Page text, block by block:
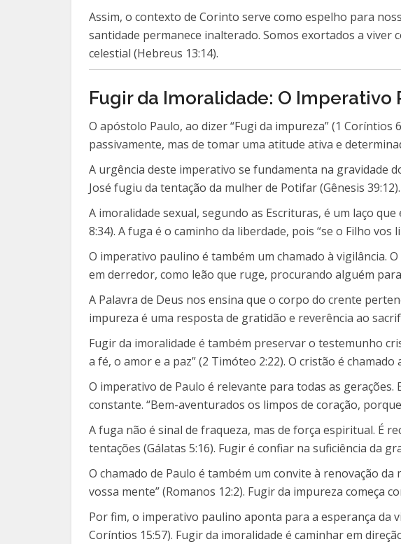
Assim, o contexto de Corinto serve como espelho para
santidade permanece inalterado. Somos exortados a
celestial (Hebreus 13:14).
Fugir da Imoralidade: O Imperativo
O apóstolo Paulo, ao dizer “Fugi da impureza” (1
passivamente, mas de tomar uma atitude ativa e
A urgência deste imperativo se fundamenta na gravidade
José fugiu da tentação da mulher de Potifar (Gênesis
A imoralidade sexual, segundo as Escrituras, é um laço
8:34). A fuga é o caminho da liberdade, pois “se o Filho
O imperativo paulino é também um chamado à vigilância.
em derredor, como leão que ruge, procurando alguém
A Palavra de Deus nos ensina que o corpo do crente
impureza é uma resposta de gratidão e reverência ao
Fugir da imoralidade é também preservar o testemunho
a fé, o amor e a paz” (2 Timóteo 2:22). O cristão é
O imperativo de Paulo é relevante para todas as
constante. “Bem-aventurados os limpos de coração,
A fuga não é sinal de fraqueza, mas de força espiritual. É
tentações (Gálatas 5:16). Fugir é confiar na suficiência da
O chamado de Paulo é também um convite à renovação
vossa mente” (Romanos 12:2). Fugir da impureza começa
Por fim, o imperativo paulino aponta para a esperança da
Coríntios 15:57). Fugir da imoralidade é caminhar em